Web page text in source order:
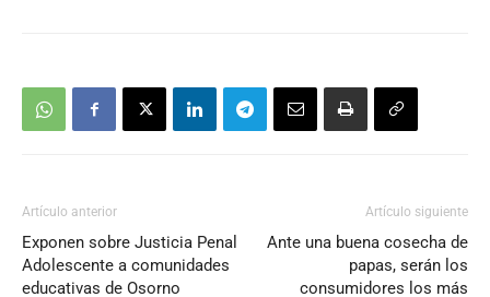
Artículo anterior
Exponen sobre Justicia Penal
Adolescente a comunidades
educativas de Osorno
Artículo siguiente
Ante una buena cosecha de
papas, serán los
consumidores los más